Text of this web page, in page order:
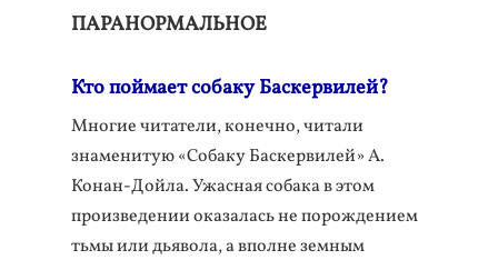
ПАРАНОРМАЛЬНОЕ
Кто поймает собаку Баскервилей?
Многие читатели, конечно, читали
знаменитую «Собаку Баскервилей» А.
Конан-Дойла. Ужасная собака в этом
произведении оказалась не порождением
тьмы или дьявола, а вполне земным